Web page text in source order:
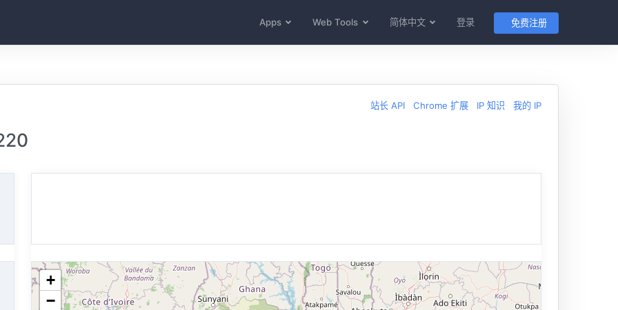
Apps Web Tools 简体中文 登录 免费注册
站长 API Chrome 扩展 IP 知识 我的 IP
+
−